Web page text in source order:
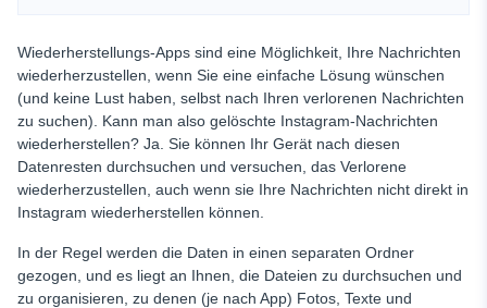
Wiederherstellungs-Apps sind eine Möglichkeit, Ihre Nachrichten
wiederherzustellen, wenn Sie eine einfache Lösung wünschen
(und keine Lust haben, selbst nach Ihren verlorenen Nachrichten
zu suchen). Kann man also gelöschte Instagram-Nachrichten
wiederherstellen? Ja. Sie können Ihr Gerät nach diesen
Datenresten durchsuchen und versuchen, das Verlorene
wiederherzustellen, auch wenn sie Ihre Nachrichten nicht direkt in
Instagram wiederherstellen können.
In der Regel werden die Daten in einen separaten Ordner
gezogen, und es liegt an Ihnen, die Dateien zu durchsuchen und
zu organisieren, zu denen (je nach App) Fotos, Texte und